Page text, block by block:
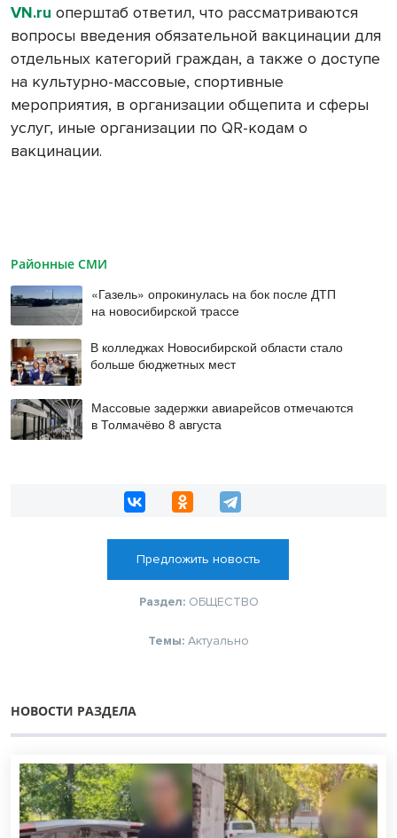
VN.ru оперштаб ответил, что рассматриваются
вопросы введения обязательной вакцинации для
отдельных категорий граждан, а также о доступе
на культурно-массовые, спортивные
мероприятия, в организации общепита и сферы
услуг, иные организации по QR-кодам о
вакцинации.
Районные СМИ
«Газель» опрокинулась на бок после ДТП
на новосибирской трассе
В колледжах Новосибирской области стало
больше бюджетных мест
Массовые задержки авиарейсов отмечаются
в Толмачёво 8 августа
Предложить новость
Раздел: ОБЩЕСТВО
Темы: Актуально
НОВОСТИ РАЗДЕЛА